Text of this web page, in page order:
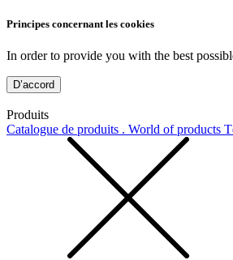
Principes concernant les cookies
In order to provide you with the best
D’accord
Produits
Catalogue de produits . World of products